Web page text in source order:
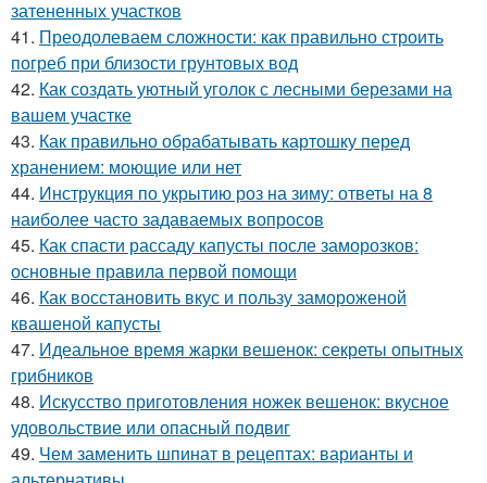
затененных участков
41. Преодолеваем сложности: как правильно строить
погреб при близости грунтовых вод
42. Как создать уютный уголок с лесными березами на
вашем участке
43. Как правильно обрабатывать картошку перед
хранением: моющие или нет
44. Инструкция по укрытию роз на зиму: ответы на 8
наиболее часто задаваемых вопросов
45. Как спасти рассаду капусты после заморозков:
основные правила первой помощи
46. Как восстановить вкус и пользу замороженой
квашеной капусты
47. Идеальное время жарки вешенок: секреты опытных
грибников
48. Искусство приготовления ножек вешенок: вкусное
удовольствие или опасный подвиг
49. Чем заменить шпинат в рецептах: варианты и